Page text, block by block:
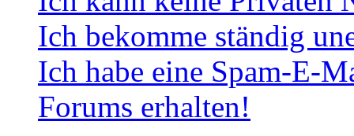
Ich bekomme ständig
Ich habe eine Spam-E-
Forums erhalten!